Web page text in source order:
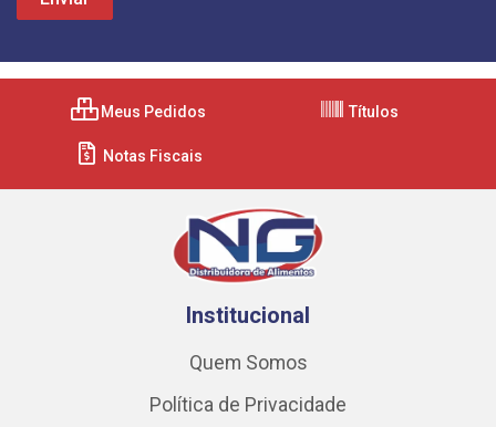
Meus Pedidos Títulos
Notas Fiscais
Institucional
Quem Somos
Política de Privacidade